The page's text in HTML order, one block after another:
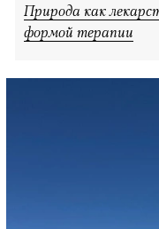
Природа как
формой терапии